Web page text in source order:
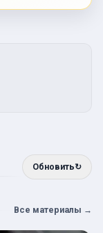
Обновить↻
Все материалы →